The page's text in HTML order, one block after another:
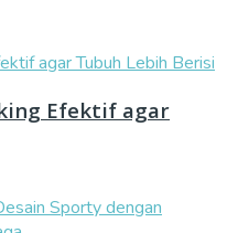
Efektif agar